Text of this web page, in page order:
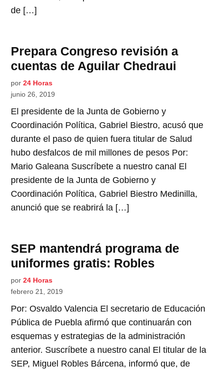
de […]
Prepara Congreso revisión a
cuentas de Aguilar Chedraui
por 24 Horas
junio 26, 2019
El presidente de la Junta de Gobierno y
Coordinación Política, Gabriel Biestro, acusó que
durante el paso de quien fuera titular de Salud
hubo desfalcos de mil millones de pesos Por:
Mario Galeana Suscríbete a nuestro canal El
presidente de la Junta de Gobierno y
Coordinación Política, Gabriel Biestro Medinilla,
anunció que se reabrirá la […]
SEP mantendrá programa de
uniformes gratis: Robles
por 24 Horas
febrero 21, 2019
Por: Osvaldo Valencia El secretario de Educación
Pública de Puebla afirmó que continuarán con
esquemas y estrategias de la administración
anterior. Suscríbete a nuestro canal El titular de la
SEP, Miguel Robles Bárcena, informó que, de